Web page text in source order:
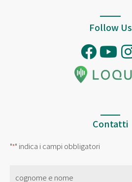
Follow Us
Contatti
"*" indica i campi obbligatori